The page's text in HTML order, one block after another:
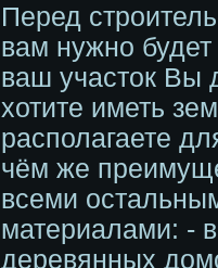
Перед
вам нужно
ваш участок Вы
хотите иметь
располагаете
чём же
всеми
материалами: -
деревянных